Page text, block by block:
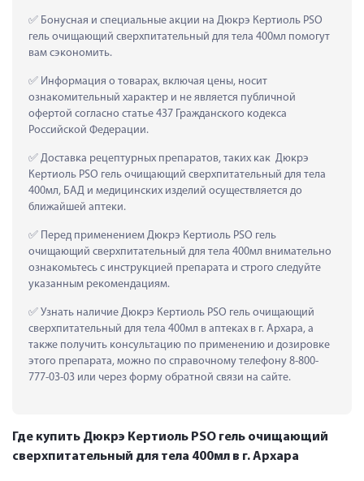
Бонусная и специальные акции на Дюкрэ Кертиоль PSO
гель очищающий сверхпитательный для тела 400мл помогут
вам сэкономить.
Информация о товарах, включая цены, носит
ознакомительный характер и не является публичной
офертой согласно статье 437 Гражданского кодекса
Российской Федерации.
Доставка рецептурных препаратов, таких как  Дюкрэ
Кертиоль PSO гель очищающий сверхпитательный для тела
400мл, БАД и медицинских изделий осуществляется до
ближайшей аптеки.
Перед применением Дюкрэ Кертиоль PSO гель
очищающий сверхпитательный для тела 400мл внимательно
ознакомьтесь с инструкцией препарата и строго следуйте
указанным рекомендациям.
Узнать наличие Дюкрэ Кертиоль PSO гель очищающий
сверхпитательный для тела 400мл в аптеках в г. Архара, а
также получить консультацию по применению и дозировке
этого препарата, можно по справочному телефону 8-800-
777-03-03 или через форму обратной связи на сайте.
Где купить Дюкрэ Кертиоль PSO гель очищающий
сверхпитательный для тела 400мл в г. Архара